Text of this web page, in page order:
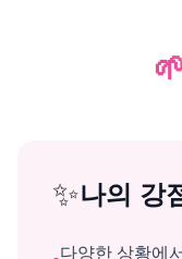
✨나의 강
다양한 상황에